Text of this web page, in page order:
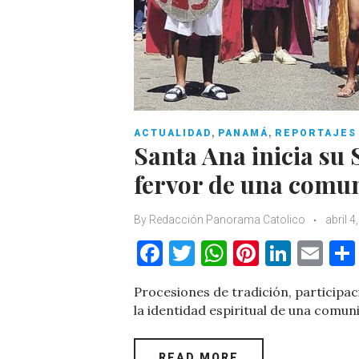
ACTUALIDAD , PANAMÁ, REPORTAJES
Santa Ana inicia su
fervor de una
By Redacción Panorama Catolico abril
F
c
e
T
it
te
W
at
s
Pi
nt
er
es
Li
k
E
m
ai
Procesiones de tradición,
la identidad espiritual de una